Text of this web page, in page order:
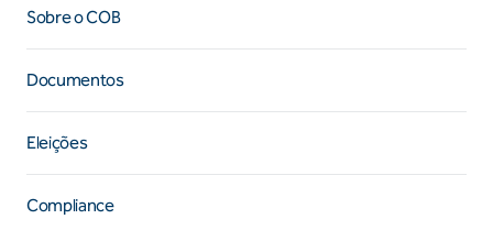
Sobre o COB
Documentos
Eleições
Compliance